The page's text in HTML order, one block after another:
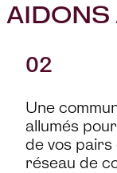
02
Une
allumés
de vos
réseau de